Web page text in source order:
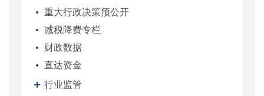
重大行政决策预公开
减税降费专栏
财政数据
直达资金
行业监管